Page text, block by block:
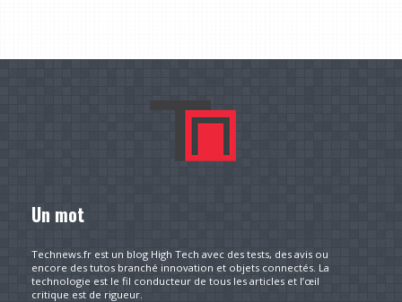
Un mot
Technews.fr est un blog High Tech avec des tests, des avis ou
encore des tutos branché innovation et objets connectés. La
technologie est le fil conducteur de tous les articles et l’œil
critique est de rigueur.